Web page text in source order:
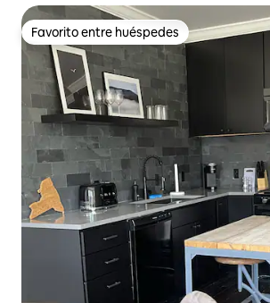
Favorito entre huéspedes
Favorito entre huéspedes